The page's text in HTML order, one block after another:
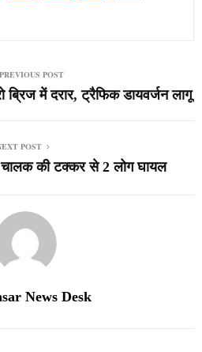
PREVIOUS POST
में दरार, ट्रैफिक डायवर्जन लागू
POST
चालक की टक्कर से 2 लोग घायल
News Desk